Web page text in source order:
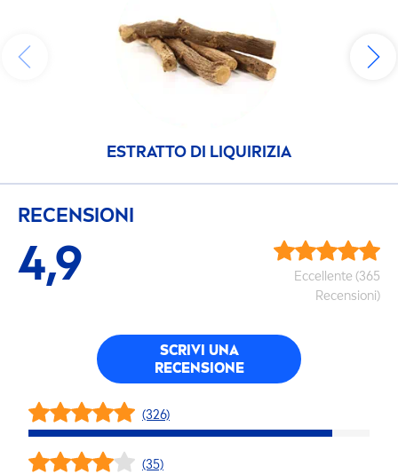
ESTRATTO DI LIQUIRIZIA
RECENSIONI
4,9
Eccellente (365
Recensioni)
SCRIVI UNA
RECENSIONE
(326)
(35)